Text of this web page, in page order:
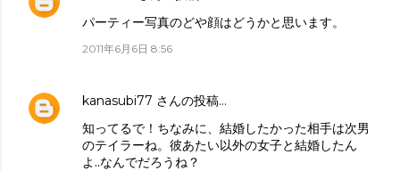
パーティー写真のどや顔はどうかと思います。
2011年6月6日 8:56
kanasubi77 さんの投稿…
知ってるで！ちなみに、結婚したかった相手は次男
のテイラーね。彼あたい以外の女子と結婚したん
よ..なんでだろうね？